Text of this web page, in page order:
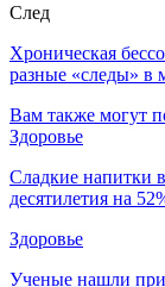
След
Хроническая
разные «следы» в
Вам также могут
Здоровье
Сладкие напитки
десятилетия на
Здоровье
Ученые нашли